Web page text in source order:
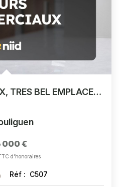
MURS COMMERCIAUX, TRES BEL EMPLACEMENT RUE LECLERC AU POULIGUEN 50 M2
000 €
d'honoraires
Réf : C507